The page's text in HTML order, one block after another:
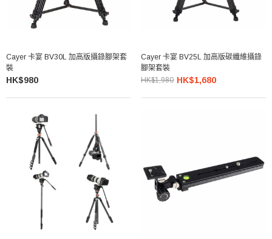
Cayer 卡宴 BV30L 加高版攝錄腳架套
裝
HK$980
Cayer 卡宴 BV25L 加高版碳纖維攝錄
腳架套裝
HK$1,980 HK$1,680